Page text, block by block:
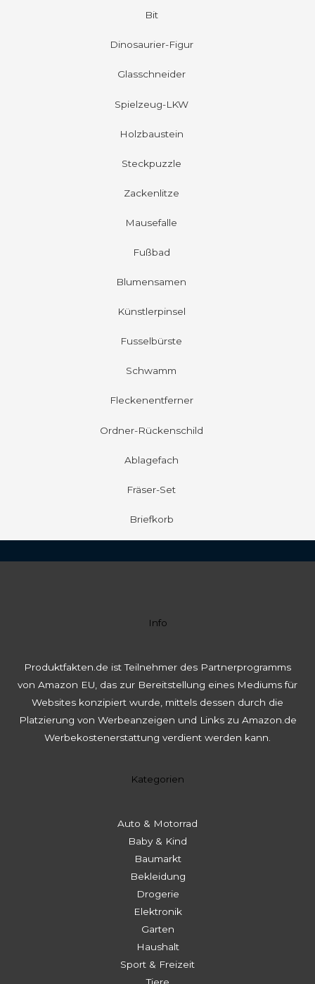
Bit
Dinosaurier-Figur
Glasschneider
Spielzeug-LKW
Holzbaustein
Steckpuzzle
Zackenlitze
Mausefalle
Fußbad
Blumensamen
Künstlerpinsel
Fusselbürste
Schwamm
Fleckenentferner
Ordner-Rückenschild
Ablagefach
Fräser-Set
Briefkorb
Info
Produktfakten.de ist Teilnehmer des Partnerprogramms
von Amazon EU, das zur Bereitstellung eines Mediums für
Websites konzipiert wurde, mittels dessen durch die
Platzierung von Werbeanzeigen und Links zu Amazon.de
Werbekostenerstattung verdient werden kann.
Kategorien
Auto & Motorrad
Baby & Kind
Baumarkt
Bekleidung
Drogerie
Elektronik
Garten
Haushalt
Sport & Freizeit